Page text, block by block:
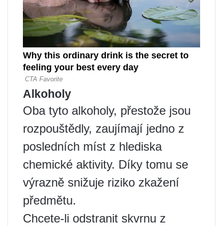
Alkoholy
Oba tyto alkoholy, přestože jsou
rozpouštědly, zaujímají jedno z
posledních míst z hlediska
chemické aktivity. Díky tomu se
výrazně snižuje riziko zkažení
předmětu.
Chcete-li odstranit skvrnu z